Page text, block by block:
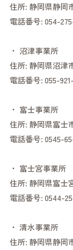
住所: 静岡県静岡
電話番号: 054-
・ 沼津事業所
住所: 静岡県沼津
電話番号: 055-
・ 富士事業所
住所: 静岡県富士
電話番号: 0545-
・ 富士宮事業所
住所: 静岡県富士
電話番号: 0544-
・ 清水事業所
住所: 静岡県静岡